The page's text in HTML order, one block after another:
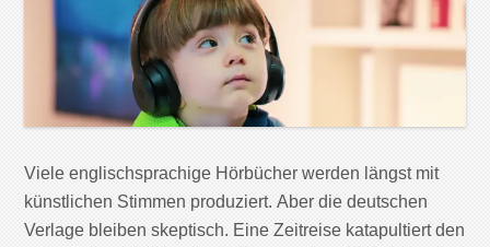
Viele englischsprachige Hörbücher werden längst mit
künstlichen Stimmen produziert. Aber die deutschen
Verlage bleiben skeptisch. Eine Zeitreise katapultiert den